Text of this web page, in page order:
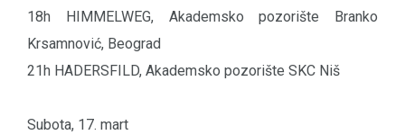
18h HIMMELWEG, Akademsko pozorište Branko
Krsamnović, Beograd
21h HADERSFILD, Akademsko pozorište SKC Niš
Subota, 17. mart